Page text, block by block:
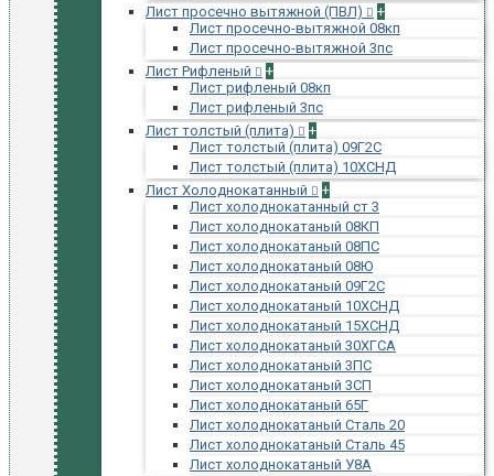
Лист просечно вытяжной (ПВЛ)
+
Лист просечно-вытяжной 08кп
Лист просечно-вытяжной 3пс
Лист Рифленый
+
Лист рифленый 08кп
Лист рифленый 3пс
Лист толстый (плита)
+
Лист толстый (плита) 09Г2С
Лист толстый (плита) 10ХСНД
Лист Холоднокатанный
+
Лист холоднокатанный ст 3
Лист холоднокатаный 08КП
Лист холоднокатаный 08ПС
Лист холоднокатаный 08Ю
Лист холоднокатаный 09Г2С
Лист холоднокатаный 10ХСНД
Лист холоднокатаный 15ХСНД
Лист холоднокатаный 30ХГСА
Лист холоднокатаный 3ПС
Лист холоднокатаный 3СП
Лист холоднокатаный 65Г
Лист холоднокатаный Сталь 20
Лист холоднокатаный Сталь 45
Лист холоднокатаный У8А